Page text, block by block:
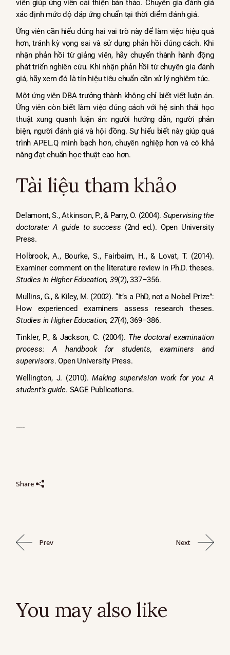
viên giúp ứng viên cải thiện bản thảo. Chuyên gia đánh giá
xác định mức độ đáp ứng chuẩn tại thời điểm đánh giá.
Ứng viên cần hiểu đúng hai vai trò này để làm việc hiệu quả
hơn, tránh kỳ vọng sai và sử dụng phản hồi đúng cách. Khi
nhận phản hồi từ giảng viên, hãy chuyển thành hành động
phát triển nghiên cứu. Khi nhận phản hồi từ chuyên gia đánh
giá, hãy xem đó là tín hiệu tiêu chuẩn cần xử lý nghiêm túc.
Một ứng viên DBA trưởng thành không chỉ biết viết luận án.
Ứng viên còn biết làm việc đúng cách với hệ sinh thái học
thuật xung quanh luận án: người hướng dẫn, người phản
biện, người đánh giá và hội đồng. Sự hiểu biết này giúp quá
trình APEL.Q minh bạch hơn, chuyên nghiệp hơn và có khả
năng đạt chuẩn học thuật cao hơn.
Tài liệu tham khảo
Delamont, S., Atkinson, P., & Parry, O. (2004). Supervising the
doctorate: A guide to success (2nd ed.). Open University
Press.
Holbrook, A., Bourke, S., Fairbairn, H., & Lovat, T. (2014).
Examiner comment on the literature review in Ph.D. theses.
Studies in Higher Education, 39(2), 337–356.
Mullins, G., & Kiley, M. (2002). “It’s a PhD, not a Nobel Prize”:
How experienced examiners assess research theses.
Studies in Higher Education, 27(4), 369–386.
Tinkler, P., & Jackson, C. (2004). The doctoral examination
process: A handbook for students, examiners and
supervisors. Open University Press.
Wellington, J. (2010).Making supervision work for you: A
student’s guide. SAGE Publications.
Share
Prev Next
You may also like